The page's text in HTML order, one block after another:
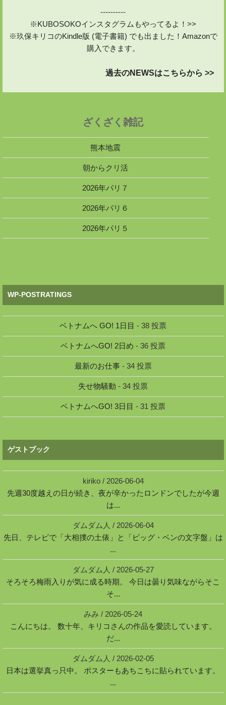
----------
※KUBOSOKOインスタグラムもやってるよ！>>
※玖保キリコのKindle版 (電子書籍) でも出ました！Amazonで
購入できます。
過去のNEWSはこちらから >>
ざくざく雑記
熊本地震
朝からクリ活
2026年パリ７
2026年パリ６
2026年パリ５
WP-POSTRATINGS
ベトナムへ GO! 1日目 - 38 投票
ベトナムへGO! 2日め - 36 投票
最新のお仕事- 34 投票
失せ物騒動 - 34 投票
ベトナムへGO! 3日目 - 31 投票
ゲストブック
kiriko/ 2026-06-04
先週30度越えの日が続き、夜が辛かったロンドンでしたが今週
は...
ダムダム人 / 2026-06-04
先日、テレビで「大相撲の土俵」と「ビッグ・ベンの文字盤」は
...
ダムダム人 / 2026-05-27
そろそろ梅雨入りが気に成る時期。 今日は曇り気味ながらそこ
そ...
みみ / 2026-05-24
こんにちは。 数十年、キリコさんの作品を愛読しています。
だ...
ダムダム人 / 2026-02-05
日本は選挙真っ只中。 ポスターもあちこちに貼られています。
...